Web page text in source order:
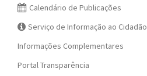
Calendário de Publicações
Serviço de Informação ao Cidadão
Informações Complementares
Portal Transparência